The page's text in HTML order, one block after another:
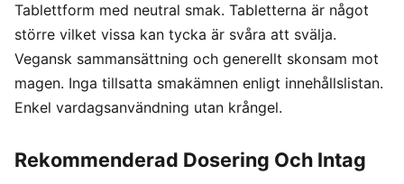
Tablettform med neutral smak. Tabletterna är något
större vilket vissa kan tycka är svåra att svälja.
Vegansk sammansättning och generellt skonsam mot
magen. Inga tillsatta smakämnen enligt innehållslistan.
Enkel vardagsanvändning utan krångel.
Rekommenderad Dosering Och Intag